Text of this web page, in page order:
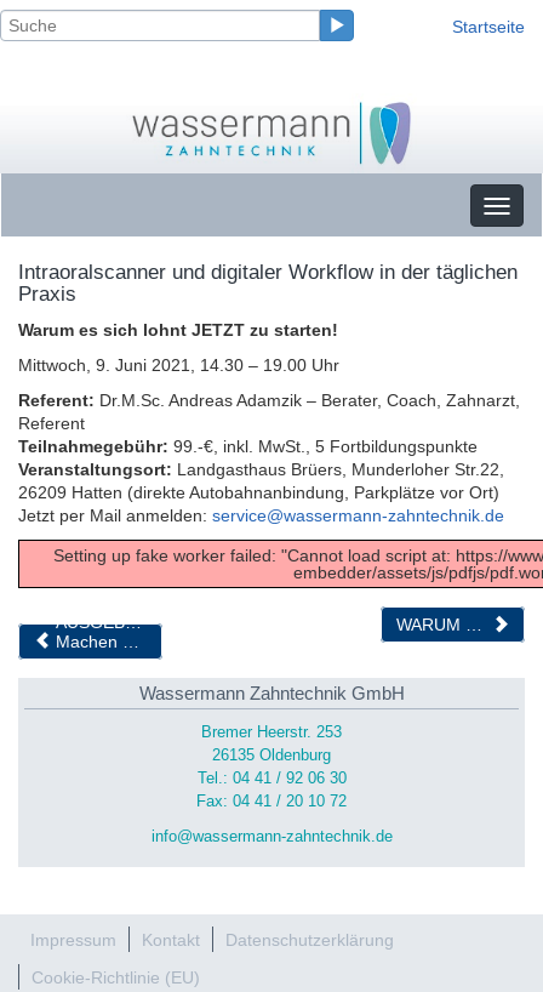
Startseite
Intraoralscanner und digitaler Workflow in der täglichen
Praxis
Warum es sich lohnt JETZT zu starten!
Mittwoch, 9. Juni 2021, 14.30 – 19.00 Uhr
Referent: Dr.M.Sc. Andreas Adamzik – Berater, Coach, Zahnarzt,
Referent
Teilnahmegebühr: 99.-€, inkl. MwSt., 5 Fortbildungspunkte
Veranstaltungsort: Landgasthaus Brüers, Munderloher Str.22,
26209 Hatten (direkte Autobahnanbindung, Parkplätze vor Ort)
Jetzt per Mail anmelden: service@wassermann-zahntechnik.de
Setting up fake worker failed: "Cannot load script at: https://
embedder/assets/js/pdfjs/
AUSGEBUCHT
Wassermann Zahntechnik GmbH
Bremer Heerstr. 253
26135 Oldenburg
Tel.: 04 41 / 92 06 30
Fax: 04 41 / 20 10 72
info@wassermann-zahntechnik.de
Impressum Kontakt
Datenschutzerklärung
Cookie-Richtlinie (EU)